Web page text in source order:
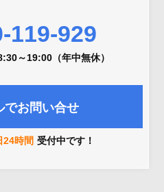
119-929
～19:00（年中無休）
でお問い合せ
24時間 受付中です！